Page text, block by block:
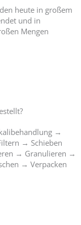
heute in großem
und in
Mengen
→
→ Schieben
→ Granulieren →
→ Verpacken